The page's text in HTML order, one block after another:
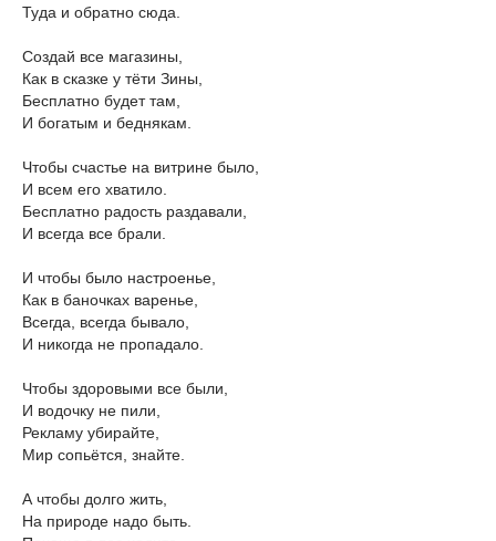
Туда и обратно сюда.
Создай все магазины,
Как в сказке у тёти Зины,
Бесплатно будет там,
И богатым и беднякам.
Чтобы счастье на витрине было,
И всем его хватило.
Бесплатно радость раздавали,
И всегда все брали.
И чтобы было настроенье,
Как в баночках варенье,
Всегда, всегда бывало,
И никогда не пропадало.
Чтобы здоровыми все были,
И водочку не пили,
Рекламу убирайте,
Мир сопьётся, знайте.
А чтобы долго жить,
На природе надо быть.